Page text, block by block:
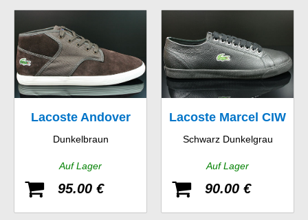
Lacoste Andover
Mid CIW SPM LTH
CNV
Dunkelbraun
Auf Lager
95.00 €
Lacoste Marcel CIW
SPM LTH
Schwarz Dunkelgrau
Auf Lager
90.00 €